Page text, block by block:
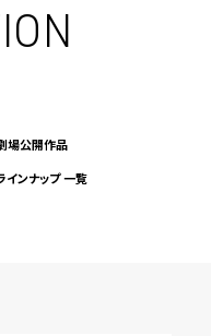
場公開作品
インナップ 一覧